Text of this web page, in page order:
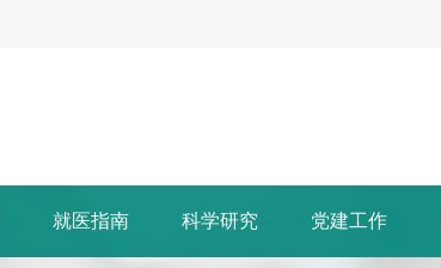
就医指南 科学研究 党建工作